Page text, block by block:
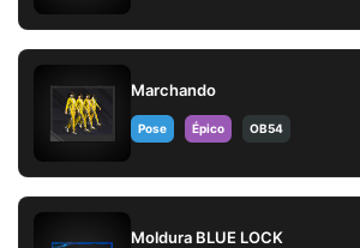
Marchando
Pose Épico OB54
Moldura BLUE LOCK